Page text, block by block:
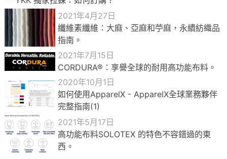
2021年4月27日
纖維素纖維：大麻、亞麻和苧麻，永續紡織品
指南。
2021年7月15日
CORDURA®：享譽全球的耐用高功能布料。
2020年10月1日
如何使用ApparelX - ApparelX全球業務夥伴
完整指南(1)
2021年5月17日
高功能布料SOLOTEX 的特色不容錯過的東
西。